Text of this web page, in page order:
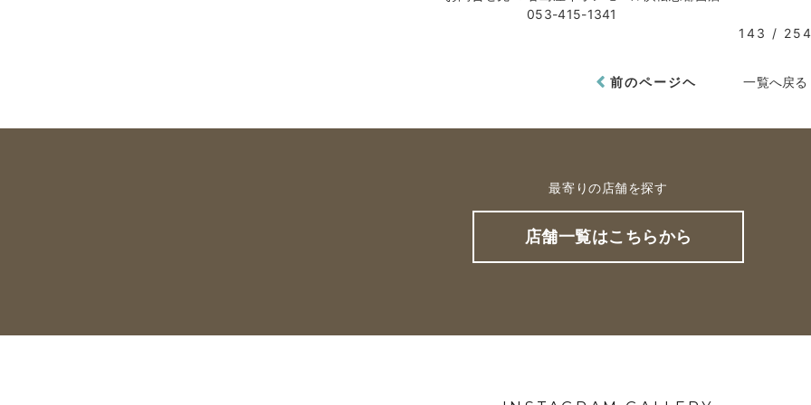
053-415-1341
143 / 254
前のページヘ 一覧へ戻る
最寄りの店舗を探す
店舗一覧はこちらから